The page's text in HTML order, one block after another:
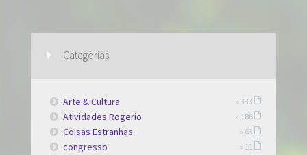
Categorias
Arte & Cultura » 333
Atividades Rogerio » 186
Coisas Estranhas » 63
congresso » 11